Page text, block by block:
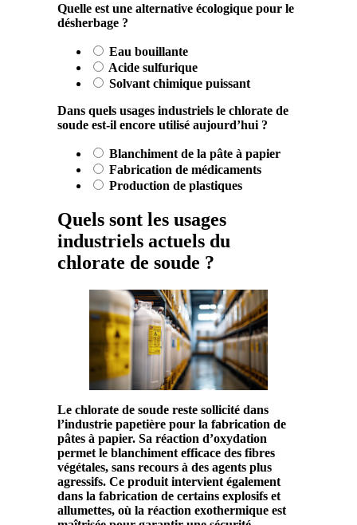
Quelle est une alternative écologique pour le
désherbage ?
Eau bouillante
Acide sulfurique
Solvant chimique puissant
Dans quels usages industriels le chlorate de
soude est-il encore utilisé aujourd’hui ?
Blanchiment de la pâte à papier
Fabrication de médicaments
Production de plastiques
Quels sont les usages
industriels actuels du
chlorate de soude ?
Le chlorate de soude reste sollicité dans
l’industrie papetière pour la fabrication de
pâtes à papier. Sa réaction d’oxydation
permet le blanchiment efficace des fibres
végétales, sans recours à des agents plus
agressifs. Ce produit intervient également
dans la fabrication de certains explosifs et
allumettes, où la réaction exothermique est